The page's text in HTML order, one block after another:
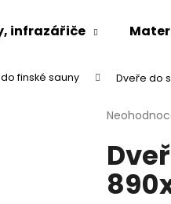
infrazářiče
finské sauny Dveře do
Průměrné
produktu
je
0,0
z
najít?